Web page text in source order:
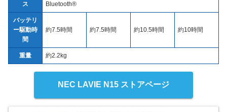
ス
Bluetooth®
バッテリ
ー駆動時
間
約7.5時間 約7.5時間 約10.5時間 約10時間
重量 約2.2kg
NEC LAVIE N15 ストアページ